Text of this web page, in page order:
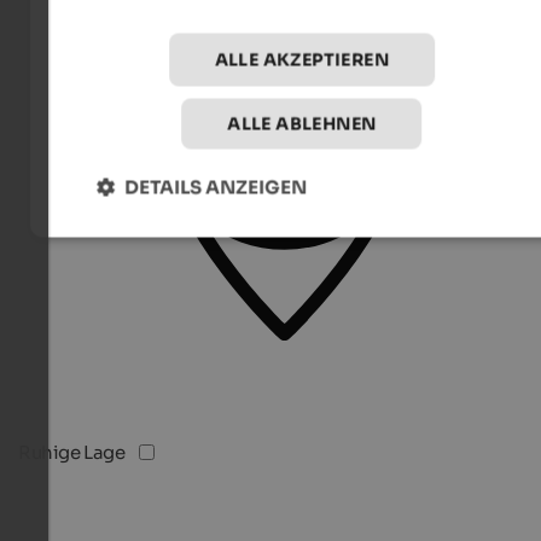
Ruhige Lage
ALLE AKZEPTIEREN
ALLE ABLEHNEN
DETAILS ANZEIGEN